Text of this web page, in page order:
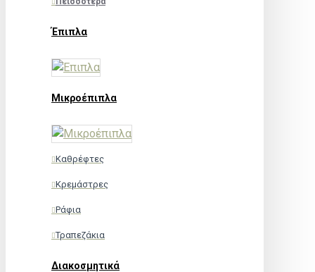
Έπιπλα
Μικροέπιπλα
Καθρέφτες
Κρεμάστρες
Ράφια
Τραπεζάκια
Διακοσμητικά